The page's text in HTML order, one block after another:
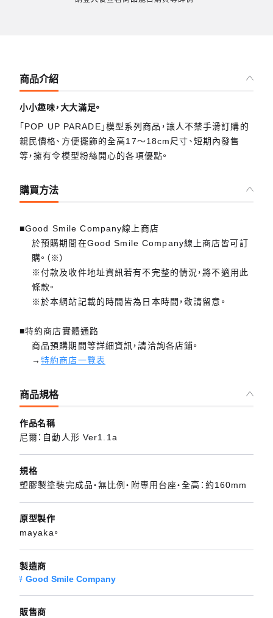
商品介紹
小小趣味，大大滿足。
「POP UP PARADE」模型系列商品，讓人不禁手滑訂購的
親民價格、方便擺飾的全高17～18cm尺寸、短期內發售
等，擁有令模型粉絲開心的各項優點。
購買方法
■Good Smile Company線上商店
於預購期間在Good Smile Company線上商店皆可訂
購。（※）
※付款及收件地址資訊若有不完整的情況，將不適用此
條款。
※於本網站記載的時間皆為日本時間，敬請留意。
■特約商店實體通路
商品預購期間等詳細資訊，請洽詢各店鋪。
→特約商店一覽表
商品規格
作品名稱
尼爾：自動人形 Ver1.1a
規格
塑膠製塗裝完成品・無比例・附專用台座・全高：約160mm
原型製作
mayaka。
製造商
Good Smile Company
販售商